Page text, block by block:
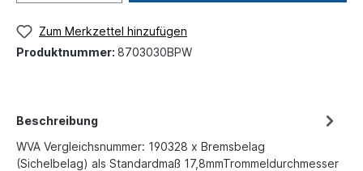
Zum Merkzettel hinzufügen
Produktnummer: 8703030BPW
Beschreibung
WVA Vergleichsnummer: 190328 x Bremsbelag
(Sichelbelag) als Standardmaß 17,8mmTrommeldurchmesser